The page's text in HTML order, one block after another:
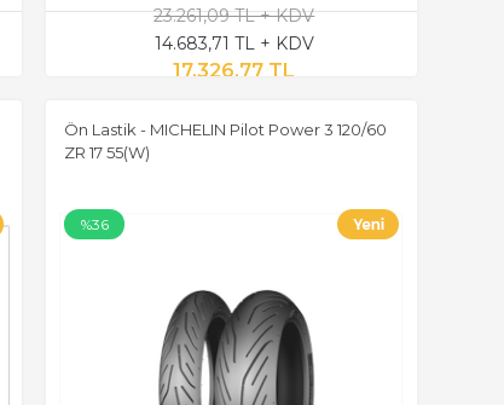
23.261,09 TL + KDV
14.683,71 TL + KDV
17.326,77 TL
Ön Lastik - MICHELIN Pilot Power 3 120/60
ZR 17 55(W)
%36